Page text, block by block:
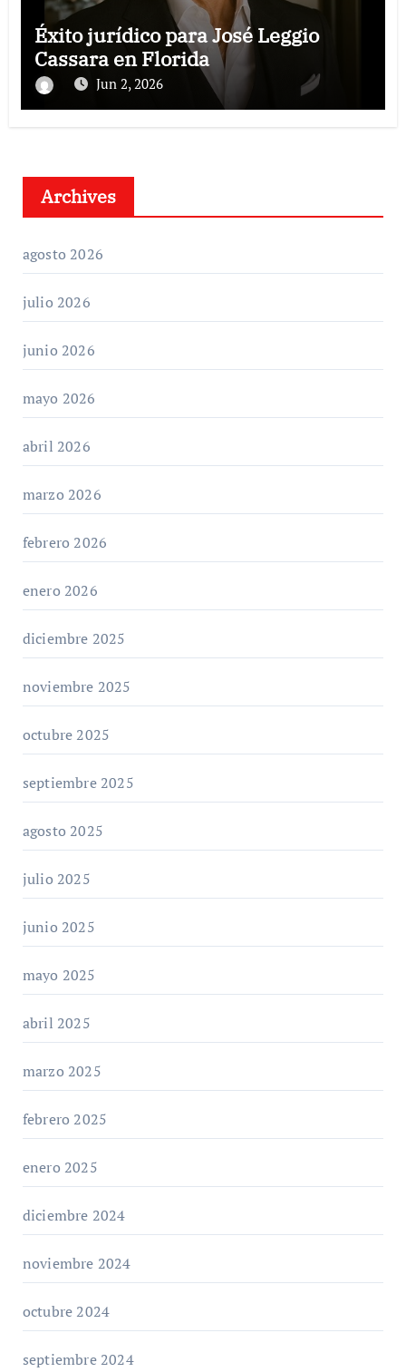
Éxito jurídico para José Leggio
Cassara en Florida
Jun 2, 2026
Archives
agosto 2026
julio 2026
junio 2026
mayo 2026
abril 2026
marzo 2026
febrero 2026
enero 2026
diciembre 2025
noviembre 2025
octubre 2025
septiembre 2025
agosto 2025
julio 2025
junio 2025
mayo 2025
abril 2025
marzo 2025
febrero 2025
enero 2025
diciembre 2024
noviembre 2024
octubre 2024
septiembre 2024